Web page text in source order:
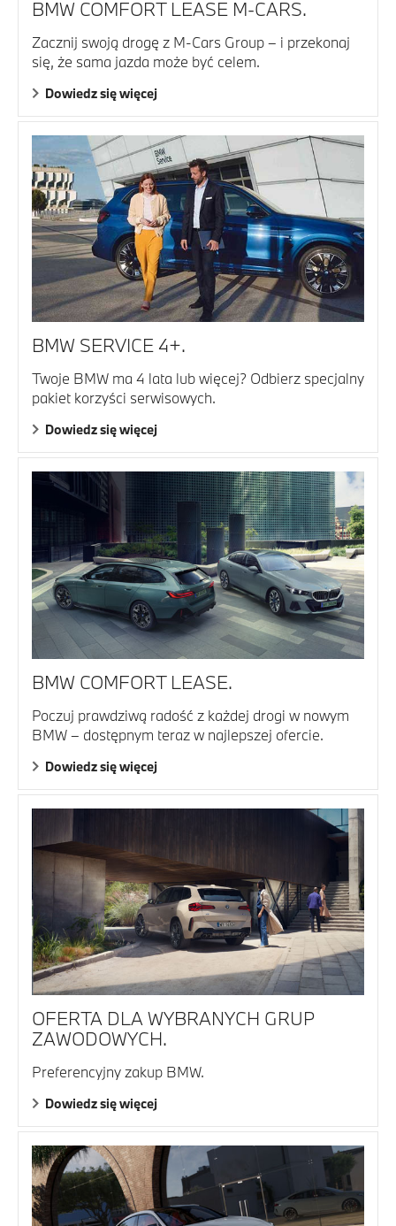
BMW COMFORT LEASE M-CARS.
Zacznij swoją drogę z M-Cars Group – i przekonaj
się, że sama jazda może być celem.
Dowiedz się więcej
BMW SERVICE 4+.
Twoje BMW ma 4 lata lub więcej? Odbierz specjalny
pakiet korzyści serwisowych.
Dowiedz się więcej
BMW COMFORT LEASE.
Poczuj prawdziwą radość z każdej drogi w nowym
BMW – dostępnym teraz w najlepszej ofercie.
Dowiedz się więcej
OFERTA DLA WYBRANYCH GRUP
ZAWODOWYCH.
Preferencyjny zakup BMW.
Dowiedz się więcej